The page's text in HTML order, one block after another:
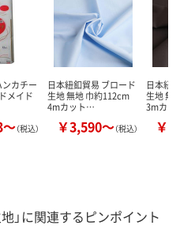
カチー
メイド
～（税込）
日本紐釦貿易 ブロード
生地 無地 巾約112cm
4mカット…
￥3,590～（税込）
日本紐
生地 無
3mカ
￥
」に関連するピンポイント